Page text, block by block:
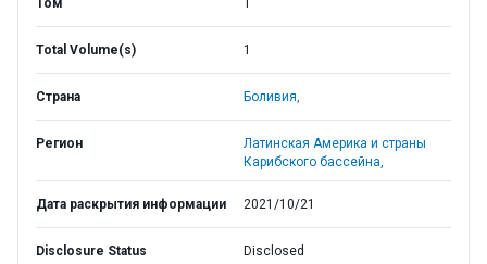
Том 1
Total Volume(s) 1
Страна Боливия,
Регион
Латинская Америка и страны
Карибского бассейна,
Дата раскрытия информации 2021/10/21
Disclosure Status Disclosed